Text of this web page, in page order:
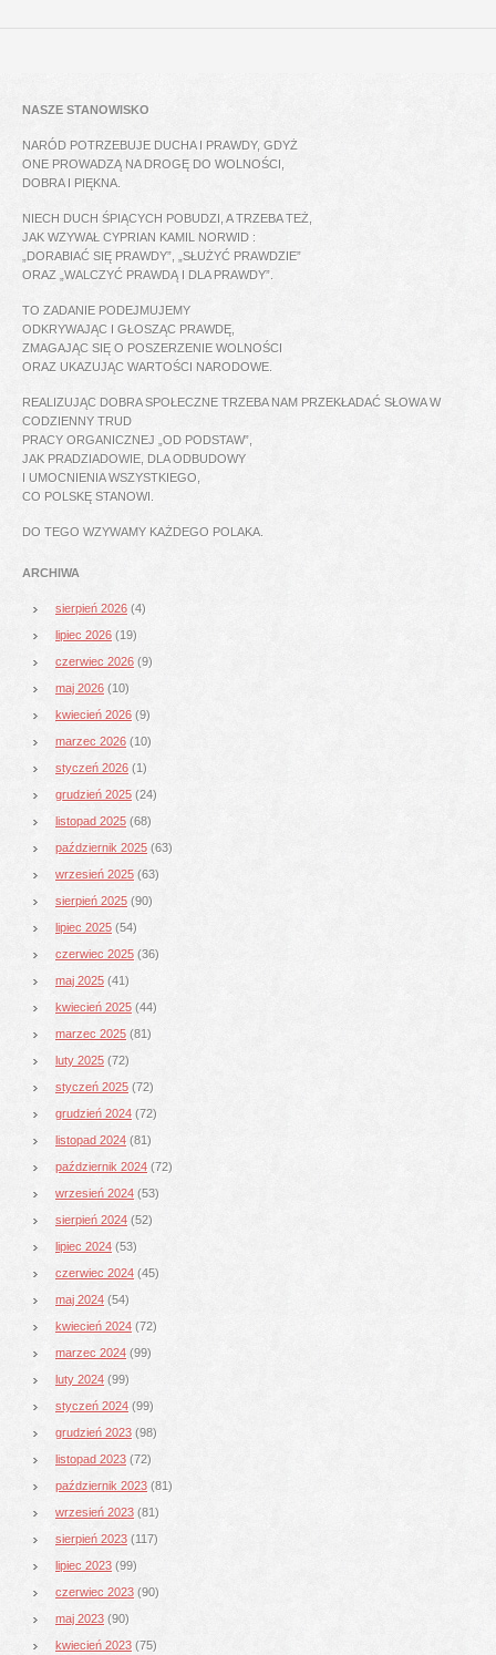
NASZE STANOWISKO
NARÓD POTRZEBUJE DUCHA I PRAWDY, GDYŻ
ONE PROWADZĄ NA DROGĘ DO WOLNOŚCI,
DOBRA I PIĘKNA.
NIECH DUCH ŚPIĄCYCH POBUDZI, A TRZEBA TEŻ,
JAK WZYWAŁ CYPRIAN KAMIL NORWID :
„DORABIAĆ SIĘ PRAWDY”, „SŁUŻYĆ PRAWDZIE”
ORAZ „WALCZYĆ PRAWDĄ I DLA PRAWDY”.
TO ZADANIE PODEJMUJEMY
ODKRYWAJĄC I GŁOSZĄC PRAWDĘ,
ZMAGAJĄC SIĘ O POSZERZENIE WOLNOŚCI
ORAZ UKAZUJĄC WARTOŚCI NARODOWE.
REALIZUJĄC DOBRA SPOŁECZNE TRZEBA NAM PRZEKŁADAĆ SŁOWA W
CODZIENNY TRUD
PRACY ORGANICZNEJ „OD PODSTAW”,
JAK PRADZIADOWIE, DLA ODBUDOWY
I UMOCNIENIA WSZYSTKIEGO,
CO POLSKĘ STANOWI.
DO TEGO WZYWAMY KAŻDEGO POLAKA.
ARCHIWA
sierpień 2026 (4)
lipiec 2026 (19)
czerwiec 2026 (9)
maj 2026 (10)
kwiecień 2026 (9)
marzec 2026 (10)
styczeń 2026 (1)
grudzień 2025 (24)
listopad 2025 (68)
październik 2025 (63)
wrzesień 2025 (63)
sierpień 2025 (90)
lipiec 2025 (54)
czerwiec 2025 (36)
maj 2025 (41)
kwiecień 2025 (44)
marzec 2025 (81)
luty 2025 (72)
styczeń 2025 (72)
grudzień 2024 (72)
listopad 2024 (81)
październik 2024 (72)
wrzesień 2024 (53)
sierpień 2024 (52)
lipiec 2024 (53)
czerwiec 2024 (45)
maj 2024 (54)
kwiecień 2024 (72)
marzec 2024 (99)
luty 2024 (99)
styczeń 2024 (99)
grudzień 2023 (98)
listopad 2023 (72)
październik 2023 (81)
wrzesień 2023 (81)
sierpień 2023 (117)
lipiec 2023 (99)
czerwiec 2023 (90)
maj 2023 (90)
kwiecień 2023 (75)